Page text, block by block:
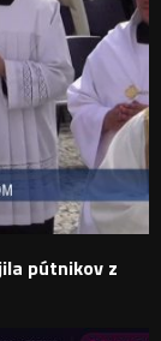
pútnikov z